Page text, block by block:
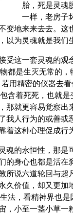
胎，死是灵魂
一样，老房子
变地来来去去。
以为灵魂就是我们
受这一套灵魂的观
都是生灭无常的
若用精密的仪器去
含着死死，也就
那就更容易觉察
我人行为的或善
着这种心理促成行
魂的永恒性，那
的身心也都是活
所说六道轮回与
久价值，却又更加
法，看精神界也
，小至一茎小草